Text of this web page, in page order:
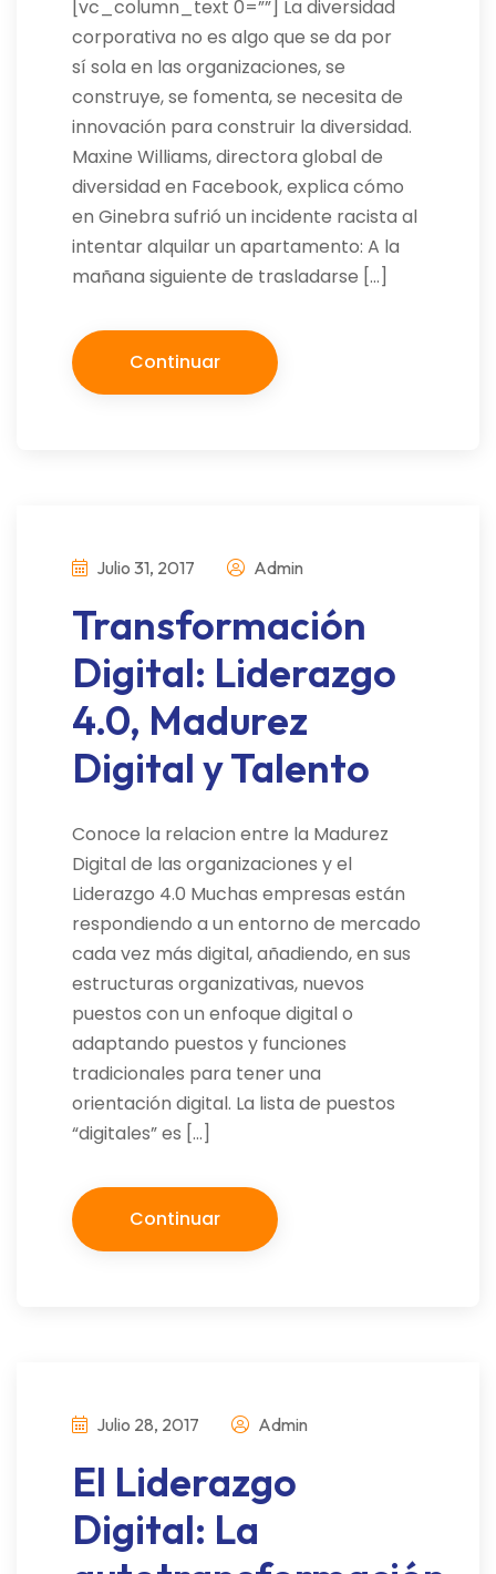
[vc_column_text 0=””] La diversidad
corporativa no es algo que se da por
sí sola en las organizaciones, se
construye, se fomenta, se necesita de
innovación para construir la diversidad.
Maxine Williams, directora global de
diversidad en Facebook, explica cómo
en Ginebra sufrió un incidente racista al
intentar alquilar un apartamento: A la
mañana siguiente de trasladarse […]
Continuar
Julio 31, 2017 Admin
Transformación
Digital: Liderazgo
4.0, Madurez
Digital y Talento
Conoce la relacion entre la Madurez
Digital de las organizaciones y el
Liderazgo 4.0 Muchas empresas están
respondiendo a un entorno de mercado
cada vez más digital, añadiendo, en sus
estructuras organizativas, nuevos
puestos con un enfoque digital o
adaptando puestos y funciones
tradicionales para tener una
orientación digital. La lista de puestos
“digitales” es […]
Continuar
Julio 28, 2017 Admin
El Liderazgo
Digital: La